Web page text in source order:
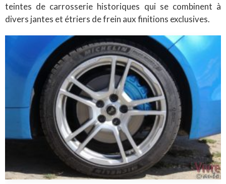
teintes de carrosserie historiques qui se combinent à
divers jantes et étriers de frein aux finitions exclusives.